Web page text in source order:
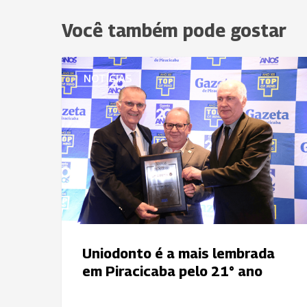
Você também pode gostar
NOTÍCIAS
Uniodonto
é
a
mais
lembrada
em
Piracicaba
pelo
21°
ano
Uniodonto é a mais lembrada
em Piracicaba pelo 21° ano